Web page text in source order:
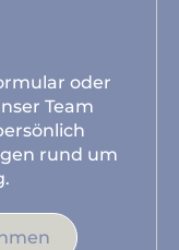
oder
Team
rund um